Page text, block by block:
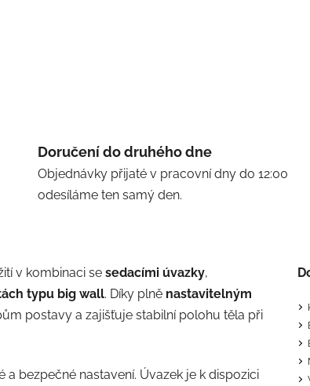
Doručení do druhého dne
Objednávky přijaté v pracovní dny do 12:00
odesíláme ten samý den.
v kombinaci se sedacími úvazky,
typu big wall. Díky plně nastavitelným
postavy a zajišťuje stabilní polohu těla při
bezpečné nastavení. Úvazek je k dispozici